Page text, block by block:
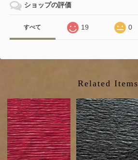
ショップの評価
すべて 19 0
Related Items